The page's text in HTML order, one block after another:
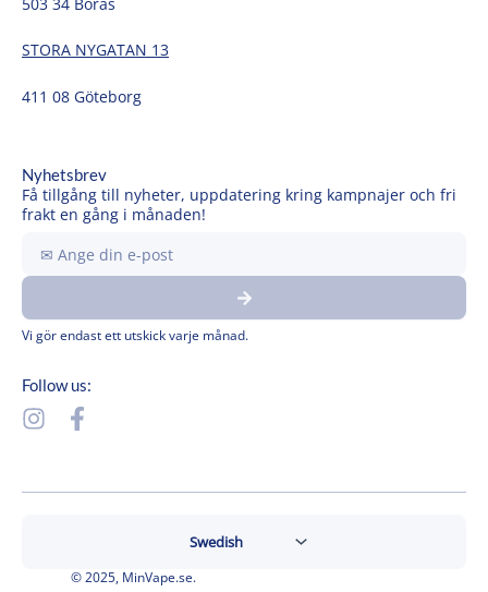
STORA NYGATAN 13
411 08 Göteborg
Nyhetsbrev
Få tillgång till nyheter, uppdatering kring kampnajer och fri
frakt en gång i månaden!
din
e-
Submit
Vi gör endast ett utskick varje månad.
Follow us:
I
t
F
a
e
k
© 2025, MinVape.se.